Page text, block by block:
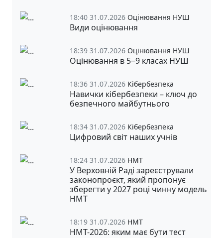
18:40 31.07.2026 Оцінювання НУШ
Види оцінювання
18:39 31.07.2026 Оцінювання НУШ
Оцінювання в 5‒9 класах НУШ
18:36 31.07.2026 Кібербезпека
Навички кібербезпеки – ключ до
безпечного майбутнього
18:34 31.07.2026 Кібербезпека
Цифровий світ наших учнів
18:24 31.07.2026 НМТ
У Верховній Раді зареєстрували
законопроєкт, який пропонує
зберегти у 2027 році чинну модель
НМТ
18:19 31.07.2026 НМТ
НМТ-2026: яким має бути тест